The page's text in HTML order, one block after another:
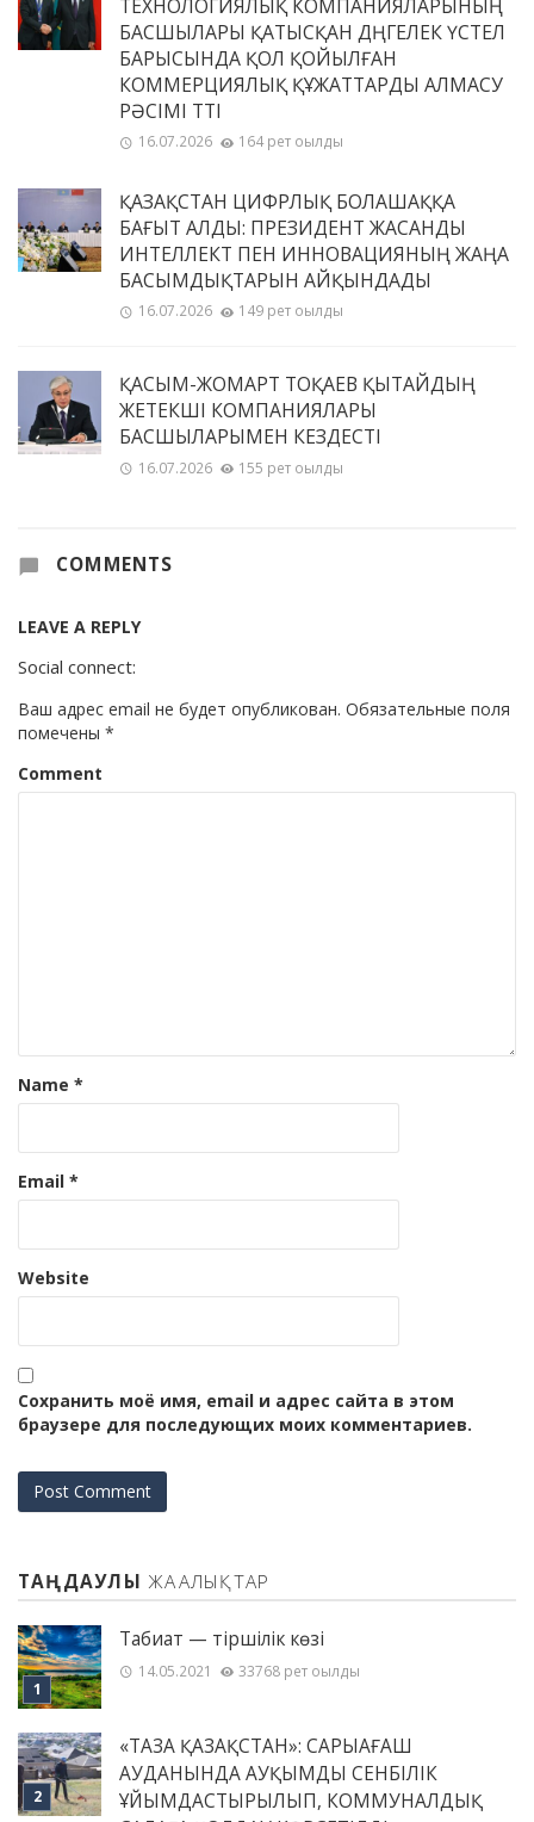
ТЕХНОЛОГИЯЛЫҚ КОМПАНИЯЛАРЫНЫҢ
БАСШЫЛАРЫ ҚАТЫСҚАН ДӨҢГЕЛЕК ҮСТЕЛ
БАРЫСЫНДА ҚОЛ ҚОЙЫЛҒАН
КОММЕРЦИЯЛЫҚ ҚҰЖАТТАРДЫ АЛМАСУ
РӘСІМІ ӨТТІ
16.07.2026 164 рет оқылды
ҚАЗАҚСТАН ЦИФРЛЫҚ БОЛАШАҚҚА
БАҒЫТ АЛДЫ: ПРЕЗИДЕНТ ЖАСАНДЫ
ИНТЕЛЛЕКТ ПЕН ИННОВАЦИЯНЫҢ ЖАҢА
БАСЫМДЫҚТАРЫН АЙҚЫНДАДЫ
16.07.2026 149 рет оқылды
ҚАСЫМ-ЖОМАРТ ТОҚАЕВ ҚЫТАЙДЫҢ
ЖЕТЕКШІ КОМПАНИЯЛАРЫ
БАСШЫЛАРЫМЕН КЕЗДЕСТІ
16.07.2026 155 рет оқылды
COMMENTS
LEAVE A REPLY
Social connect:
Ваш адрес email не будет опубликован. Обязательные поля
помечены *
Comment
Name *
Email *
Website
Сохранить моё имя, email и адрес сайта в этом
браузере для последующих моих комментариев.
ТАҢДАУЛЫ ЖАҢАЛЫҚТАР
Табиғат — тіршілік көзі
14.05.2021 33768 рет оқылды
«ТАЗА ҚАЗАҚСТАН»: САРЫАҒАШ
АУДАНЫНДА АУҚЫМДЫ СЕНБІЛІК
ҰЙЫМДАСТЫРЫЛЫП, КОММУНАЛДЫҚ